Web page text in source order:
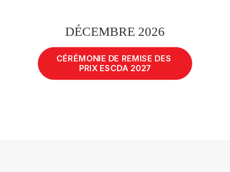
DÉCEMBRE 2026
CÉRÉMONIE DE REMISE DES
PRIX ESCDA 2027